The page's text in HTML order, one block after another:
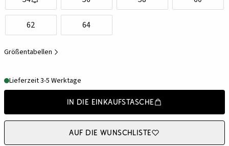
62 64
Größentabellen
Lieferzeit 3-5 Werktage
In die Einkaufstasche
Auf die Wunschliste